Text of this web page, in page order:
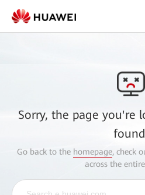
Sorry, the page you're
Go back to the homepage, check
across the